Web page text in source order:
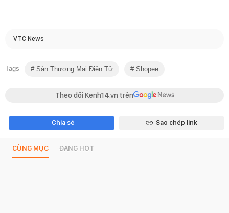
VTC News
Tags Sàn Thương Mại Điện Tử Shopee
Theo dõi Kenh14.vn trên
Chia sẻ Sao chép link
CÙNG MỤC ĐANG HOT